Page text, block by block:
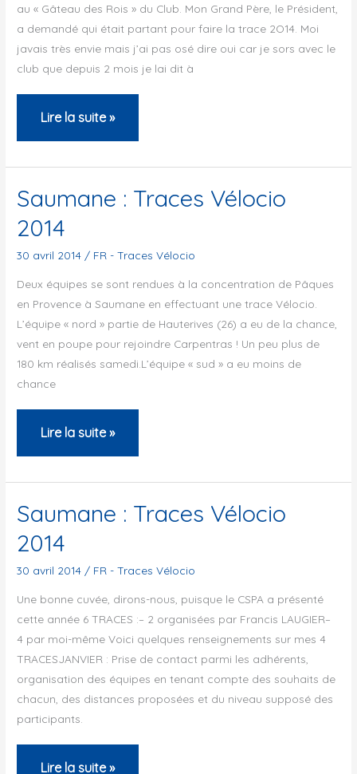
au « Gâteau des Rois » du Club. Mon Grand Père, le Président,
a demandé qui était partant pour faire la trace 2O14. Moi
javais très envie mais j’ai pas osé dire oui car je sors avec le
club que depuis 2 mois je lai dit à
Saumane
:
Traces
2014
Lire la suite »
Saumane : Traces Vélocio
2014
30 avril 2014 / FR - Traces Vélocio
Deux équipes se sont rendues à la concentration de Pâques
en Provence à Saumane en effectuant une trace Vélocio.
L’équipe « nord » partie de Hauterives (26) a eu de la chance,
vent en poupe pour rejoindre Carpentras ! Un peu plus de
180 km réalisés samedi.L’équipe « sud » a eu moins de
chance
Saumane
:
Traces
2014
Lire la suite »
Saumane : Traces Vélocio
2014
30 avril 2014 / FR - Traces Vélocio
Une bonne cuvée, dirons-nous, puisque le CSPA a présenté
cette année 6 TRACES :– 2 organisées par Francis LAUGIER–
4 par moi-même Voici quelques renseignements sur mes 4
TRACESJANVIER : Prise de contact parmi les adhérents,
organisation des équipes en tenant compte des souhaits de
chacun, des distances proposées et du niveau supposé des
participants.
Saumane
Lire la suite »